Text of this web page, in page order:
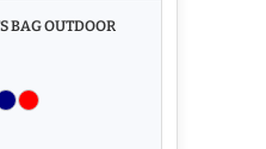
BAG OUTDOOR